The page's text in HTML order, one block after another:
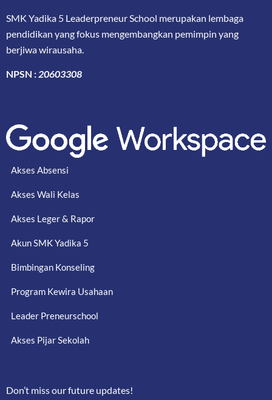
SMK Yadika 5 Leaderpreneur School merupakan lembaga
pendidikan yang fokus mengembangkan pemimpin yang
berjiwa wirausaha.
NPSN :20603308
Akses Absensi
Akses Wali Kelas
Akses Leger & Rapor
Akun SMK Yadika 5
Bimbingan Konseling
Program Kewira Usahaan
Leader Preneurschool
Akses Pijar Sekolah
Don’t miss our future updates!